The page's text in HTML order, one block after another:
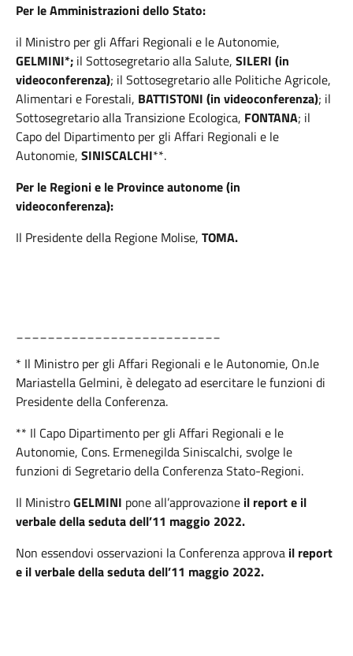
Per le Amministrazioni dello Stato:
il Ministro per gli Affari Regionali e le Autonomie,
GELMINI*; il Sottosegretario alla Salute, SILERI (in
videoconferenza); il Sottosegretario alle Politiche Agricole,
Alimentari e Forestali, BATTISTONI (in videoconferenza); il
Sottosegretario alla Transizione Ecologica, FONTANA; il
Capo del Dipartimento per gli Affari Regionali e le
Autonomie, SINISCALCHI**.
Per le Regioni e le Province autonome (in
videoconferenza):
Il Presidente della Regione Molise, TOMA.
* Il Ministro per gli Affari Regionali e le Autonomie, On.le
Mariastella Gelmini, è delegato ad esercitare le funzioni di
Presidente della Conferenza.
** Il Capo Dipartimento per gli Affari Regionali e le
Autonomie, Cons. Ermenegilda Siniscalchi, svolge le
funzioni di Segretario della Conferenza Stato-Regioni.
Il MinistroGELMINI pone all’approvazione il report e il
verbale della seduta dell’11 maggio 2022.
Non essendovi osservazioni la Conferenza approva il report
e il verbale della seduta dell’11 maggio 2022.